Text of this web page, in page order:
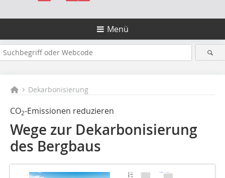
Menü
Dekarbonisierung
CO2-Emissionen reduzieren
Wege zur Dekarbonisierung
des Bergbaus